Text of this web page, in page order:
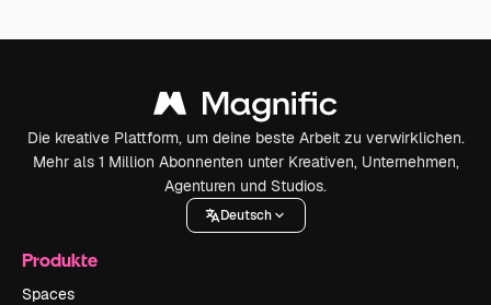
Die kreative Plattform, um deine beste Arbeit zu verwirklichen.
Mehr als 1 Million Abonnenten unter Kreativen, Unternehmen,
Agenturen und Studios.
Deutsch
Produkte
Spaces